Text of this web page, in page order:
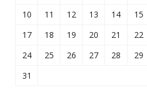
10
11 12 13 14 15
17
18 19 20 21 22
24
25 26 27 28 29
31